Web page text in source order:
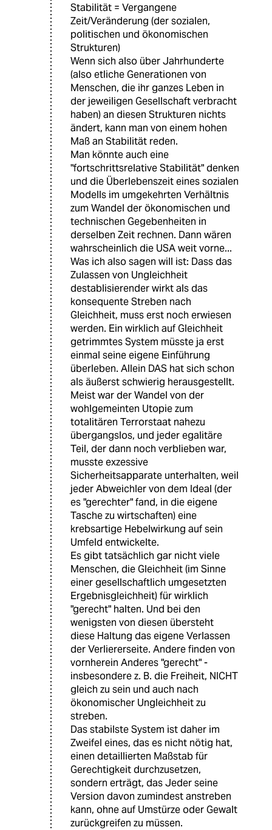
Stabilität = Vergangene
Zeit/Veränderung (der sozialen,
politischen und ökonomischen
Strukturen)
Wenn sich also über Jahrhunderte
(also etliche Generationen von
Menschen, die ihr ganzes Leben in
der jeweiligen Gesellschaft verbracht
haben) an diesen Strukturen nichts
ändert, kann man von einem hohen
Maß an Stabilität reden.
Man könnte auch eine
"fortschrittsrelative Stabilität" denken
und die Überlebenszeit eines sozialen
Modells im umgekehrten Verhältnis
zum Wandel der ökonomischen und
technischen Gegebenheiten in
derselben Zeit rechnen. Dann wären
wahrscheinlich die USA weit vorne...
Was ich also sagen will ist: Dass das
Zulassen von Ungleichheit
destablisierender wirkt als das
konsequente Streben nach
Gleichheit, muss erst noch erwiesen
werden. Ein wirklich auf Gleichheit
getrimmtes System müsste ja erst
einmal seine eigene Einführung
überleben. Allein DAS hat sich schon
als äußerst schwierig herausgestellt.
Meist war der Wandel von der
wohlgemeinten Utopie zum
totalitären Terrorstaat nahezu
übergangslos, und jeder egalitäre
Teil, der dann noch verblieben war,
musste exzessive
Sicherheitsapparate unterhalten, weil
jeder Abweichler von dem Ideal (der
es "gerechter" fand, in die eigene
Tasche zu wirtschaften) eine
krebsartige Hebelwirkung auf sein
Umfeld entwickelte.
Es gibt tatsächlich gar nicht viele
Menschen, die Gleichheit (im Sinne
einer gesellschaftlich umgesetzten
Ergebnisgleichheit) für wirklich
"gerecht" halten. Und bei den
wenigsten von diesen übersteht
diese Haltung das eigene Verlassen
der Verliererseite. Andere finden von
vornherein Anderes "gerecht" -
insbesondere z. B. die Freiheit, NICHT
gleich zu sein und auch nach
ökonomischer Ungleichheit zu
streben.
Das stabilste System ist daher im
Zweifel eines, das es nicht nötig hat,
einen detaillierten Maßstab für
Gerechtigkeit durchzusetzen,
sondern erträgt, das Jeder seine
Version davon zumindest anstreben
kann, ohne auf Umstürze oder Gewalt
zurückgreifen zu müssen.